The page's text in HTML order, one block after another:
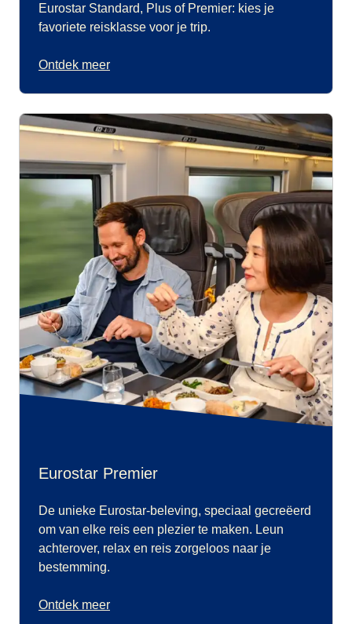
Eurostar Standard, Plus of Premier: kies je
favoriete reisklasse voor je trip.
Ontdek meer
Eurostar Premier
De unieke Eurostar-beleving, speciaal gecreëerd
om van elke reis een plezier te maken. Leun
achterover, relax en reis zorgeloos naar je
bestemming.
Ontdek meer